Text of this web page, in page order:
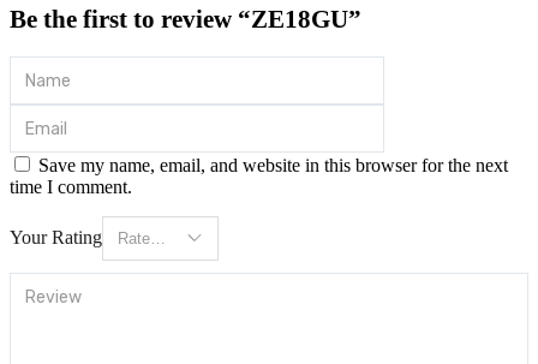
Be the first to review “ZE18GU”
Save my name, email, and website in this browser for the next
time I comment.
Your Rating